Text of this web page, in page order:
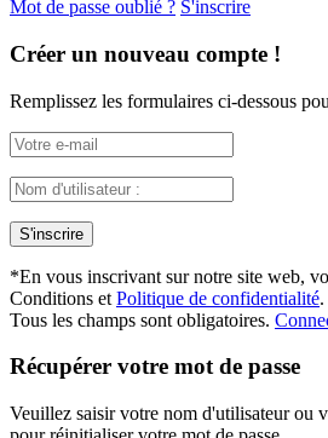
Mot de passe oublié ? S'inscrire
Créer un nouveau compte !
Remplissez les formulaires ci-dessous
*En vous inscrivant sur notre site web,
Conditions et Politique de confidentialité.
Tous les champs sont obligatoires.
Récupérer votre mot de passe
Veuillez saisir votre nom d'utilisateur ou